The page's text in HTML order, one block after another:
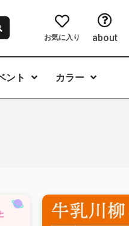
お気に入り about
ント カラー